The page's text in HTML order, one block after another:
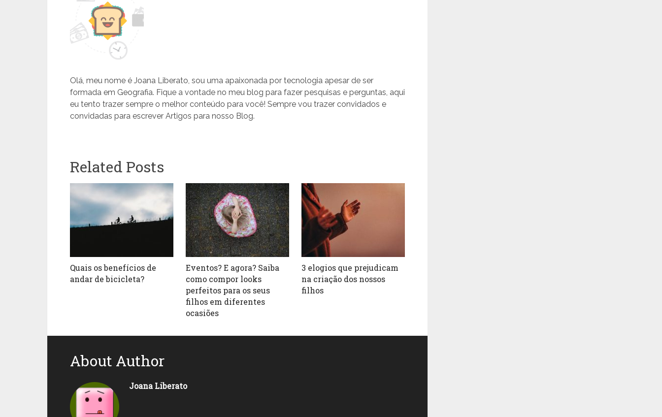
Olá, meu nome é Joana Liberato, sou uma apaixonada por tecnologia apesar de ser
formada em Geografia. Fique a vontade no meu blog para fazer pesquisas e perguntas, aqui
eu tento trazer sempre o melhor conteúdo para você! Sempre vou trazer convidados e
convidadas para escrever Artigos para nosso Blog.
Related Posts
Quais os benefícios de
andar de bicicleta?
Eventos? E agora? Saiba
como compor looks
perfeitos para os seus
filhos em diferentes
ocasiões
3 elogios que prejudicam
na criação dos nossos
filhos
About Author
Joana Liberato